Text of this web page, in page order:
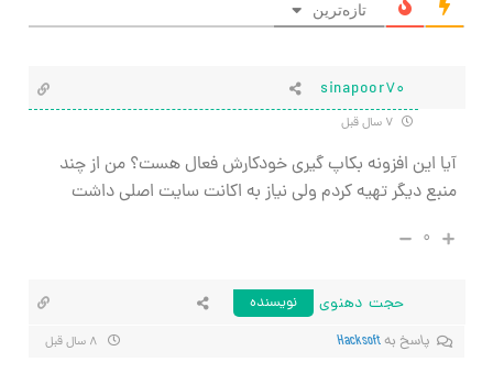
تازه‌ترین
sinapoor70
آیا این افزونه بکاپ گیری خودکارش فعال هست؟ من از چند
منبع دیگر تهیه کردم ولی نیاز به اکانت سایت اصلی داشت
۰
حجت دهنوی
نویسنده
پاسخ بهHacksoft